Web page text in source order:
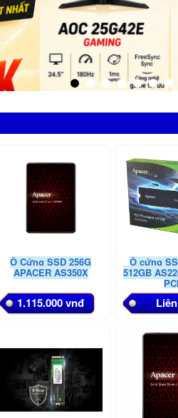
Ổ Cứng SSD 256G
APACER AS350X
1.115.000 vnđ
Ổ cứng
512GB